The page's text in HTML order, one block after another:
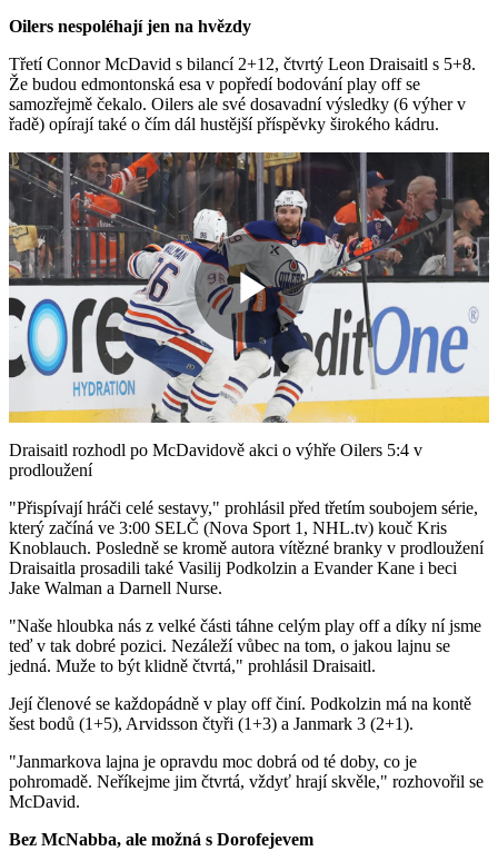
Oilers nespoléhají jen na hvězdy
Třetí Connor McDavid s bilancí 2+12, čtvrtý Leon Draisaitl s 5+8.
Že budou edmontonská esa v popředí bodování play off se
samozřejmě čekalo. Oilers ale své dosavadní výsledky (6 výher v
řadě) opírají také o čím dál hustější příspěvky širokého kádru.
Play
Video
Draisaitl rozhodl po McDavidově akci o výhře Oilers 5:4 v
prodloužení
"Přispívají hráči celé sestavy," prohlásil před třetím soubojem série,
který začíná ve 3:00 SELČ (Nova Sport 1, NHL.tv) kouč Kris
Knoblauch. Posledně se kromě autora vítězné branky v prodloužení
Draisaitla prosadili také Vasilij Podkolzin a Evander Kane i beci
Jake Walman a Darnell Nurse.
"Naše hloubka nás z velké části táhne celým play off a díky ní jsme
teď v tak dobré pozici. Nezáleží vůbec na tom, o jakou lajnu se
jedná. Muže to být klidně čtvrtá," prohlásil Draisaitl.
Její členové se každopádně v play off činí. Podkolzin má na kontě
šest bodů (1+5), Arvidsson čtyři (1+3) a Janmark 3 (2+1).
"Janmarkova lajna je opravdu moc dobrá od té doby, co je
pohromadě. Neříkejme jim čtvrtá, vždyť hrají skvěle," rozhovořil se
McDavid.
Bez McNabba, ale možná s Dorofejevem